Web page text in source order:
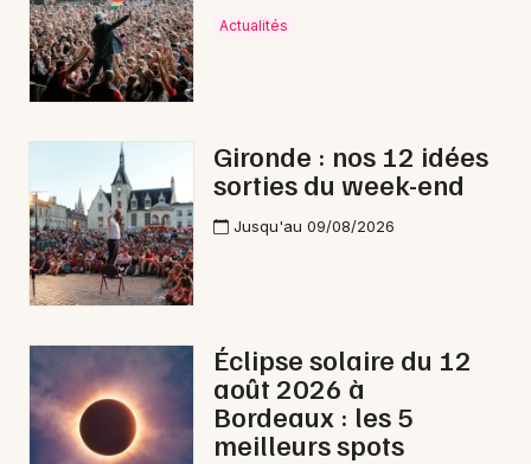
Sorties & loisirs
Reggae en Gironde
Reggae en Nouvelle-Aquitaine
Artistes en tournée
Actus à Arcachon
Actualités
Gironde : nos 12 idées
sorties du week-end
Jusqu'au 09/08/2026
Éclipse solaire du 12
août 2026 à
Bordeaux : les 5
meilleurs spots